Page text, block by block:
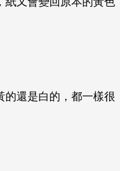
的還是白的，都一樣很